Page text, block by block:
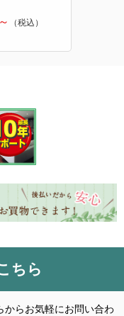
ちら
からお気軽にお問い合わ